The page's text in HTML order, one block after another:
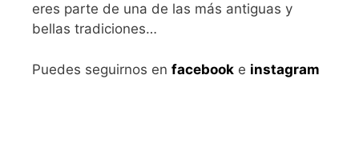
eres parte de una de las más antiguas y
bellas tradiciones…
Puedes seguirnos en facebook e instagram